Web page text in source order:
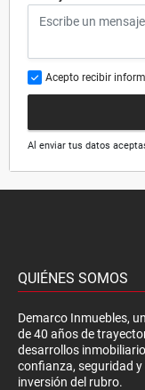
Acepto recibir
Al enviar tus datos
QUIÉNES SOMOS
Demarco Inmuebles,
de 40 años de
desarrollos
confianza, seguridad
inversión del rubro.